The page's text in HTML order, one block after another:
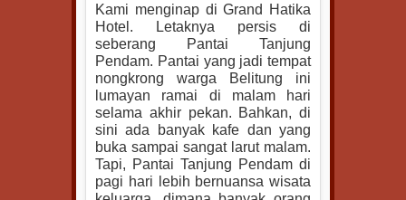
Kami menginap di Grand Hatika
Hotel. Letaknya persis di
seberang Pantai Tanjung
Pendam. Pantai yang jadi tempat
nongkrong warga Belitung ini
lumayan ramai di malam hari
selama akhir pekan. Bahkan, di
sini ada banyak kafe dan yang
buka sampai sangat larut malam.
Tapi, Pantai Tanjung Pendam di
pagi hari lebih bernuansa wisata